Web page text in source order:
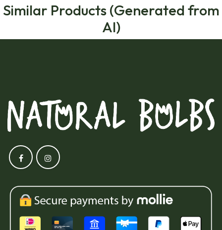
Similar Products (Generated from
AI)